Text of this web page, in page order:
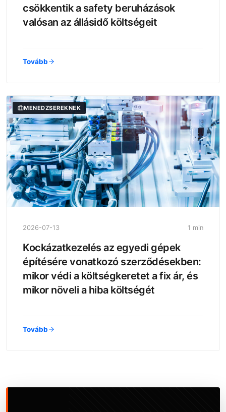
csökkentik a safety beruházások
valósan az állásidő költségeit
Tovább
MENEDZSEREKNEK
2026-07-13 1 min
Kockázatkezelés az egyedi gépek
építésére vonatkozó szerződésekben:
mikor védi a költségkeretet a fix ár, és
mikor növeli a hiba költségét
Tovább